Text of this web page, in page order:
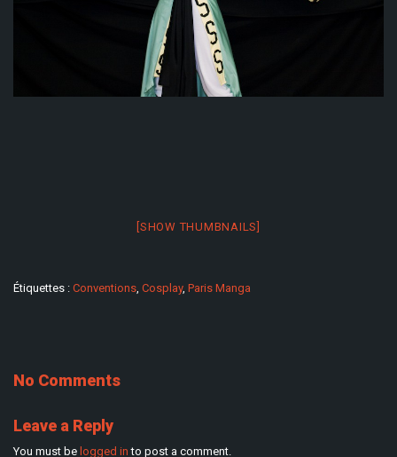
[SHOW THUMBNAILS]
Étiquettes : Conventions, Cosplay, Paris Manga
No Comments
Leave a Reply
You must be logged in to post a comment.